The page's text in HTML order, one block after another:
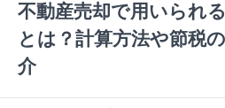
不動産売却で用いられ
とは？計算方法や節税
介